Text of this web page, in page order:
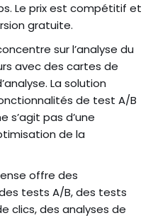
Le prix est compétitif et
gratuite.
sur l’analyse du
avec des cartes de
La solution
de test A/B
s’agit pas d’une
de la
offre des
tests A/B, des tests
clics, des analyses de